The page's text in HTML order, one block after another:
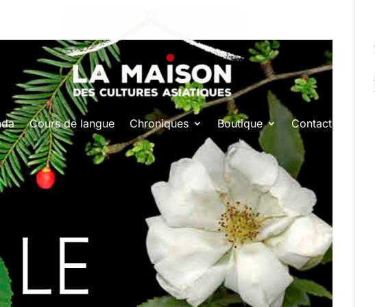
Cours de langue Chroniques Boutique Contact